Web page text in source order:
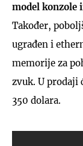
model konzole
Također,
ugrađen i
memorije za
zvuk. U prodaji
350 dolara.